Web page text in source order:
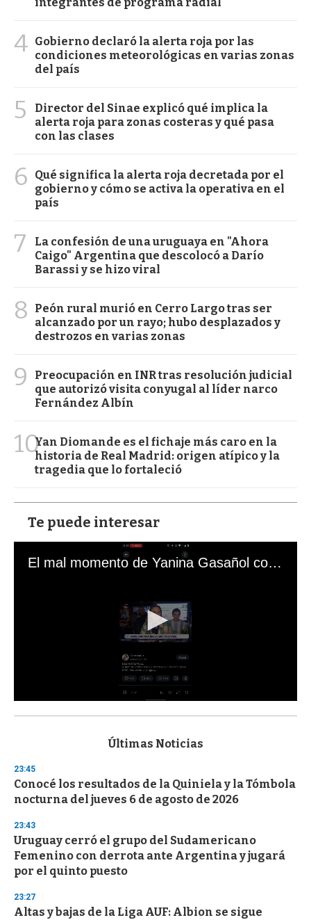
4 Gobierno declaró la alerta roja por las
condiciones meteorológicas en varias zonas
del país
5
Director del Sinae explicó qué implica la
alerta roja para zonas costeras y qué pasa
con las clases
6
Qué significa la alerta roja decretada por el
gobierno y cómo se activa la operativa en el
país
7
La confesión de una uruguaya en "Ahora
Caigo" Argentina que descolocó a Darío
Barassi y se hizo viral
8
Peón rural murió en Cerro Largo tras ser
alcanzado por un rayo; hubo desplazados y
destrozos en varias zonas
9
Preocupación en INR tras resolución judicial
que autorizó visita conyugal al líder narco
Fernández Albín
10Yan Diomande es el fichaje más caro en la
historia de Real Madrid: origen atípico y la
tragedia que lo fortaleció
Te puede interesar
El mal momento de Yanina Gasañol con un hincha argentino en "Subrayado"
s
d
s
o
f
3
s
e
c
o
d
s
Últimas Noticias
23:45
Conocé los resultados de la Quiniela y la Tómbola
nocturna del jueves 6 de agosto de 2026
23:43
Uruguay cerró el grupo del Sudamericano
Femenino con derrota ante Argentina y jugará
por el quinto puesto
23:27
Altas y bajas de la Liga AUF: Albion se sigue